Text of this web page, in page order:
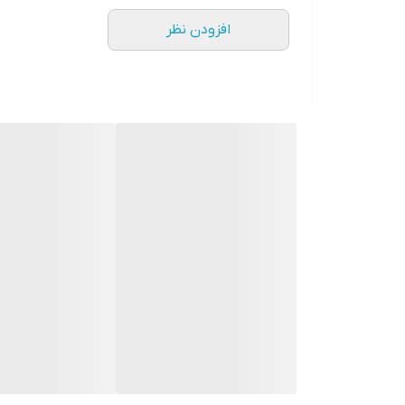
این محصول فاقد الکل و پارابن می باشد و نیاز به آبکشی
این محصول تست درماتولوژی شده است و مورد
افزودن نظر